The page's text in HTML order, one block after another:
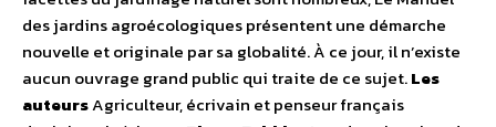
des jardins agroécologiques présentent une démarche
nouvelle et originale par sa globalité. À ce jour, il n’existe
aucun ouvrage grand public qui traite de ce sujet.Les
auteursAgriculteur, écrivain et penseur français